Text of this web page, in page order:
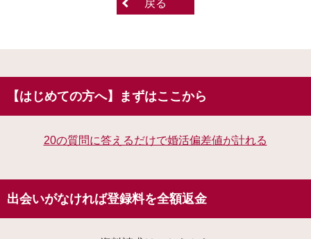
戻る
【はじめての方へ】まずはここから
20の質問に答えるだけで婚活偏差値が計れる
出会いがなければ登録料を全額返金